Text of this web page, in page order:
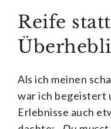
Reife
Als ich meinen
war ich begeistert
Erlebnisse auch